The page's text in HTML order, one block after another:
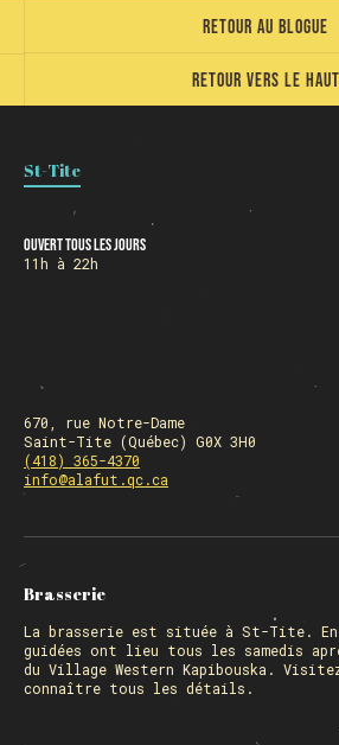
Retour vers le haut
Retour au blogue
St-Tite
Ouvert tous les jours
11h à 22h
670, rue Notre-Dame
Saint-Tite (Québec) G0X 3H0
(418) 365-4370
info@alafut.qc.ca
Brasserie
La brasserie est située à St-Tite.
guidées ont lieu tous les samedis
du Village Western Kapibouska.
connaître tous les détails.
FERMÉ 31 déc. et 01